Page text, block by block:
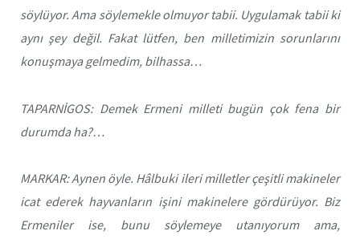
söylüyor. Ama söylemekle olmuyor tabii. Uygulamak tabii ki
aynı şey değil. Fakat lütfen, ben milletimizin sorunlarını
konuşmaya gelmedim, bilhassa…
TAPARNİGOS: Demek Ermeni milleti bugün çok fena bir
durumda ha?…
MARKAR: Aynen öyle. Hâlbuki ileri milletler çeşitli makineler
icat ederek hayvanların işini makinelere gördürüyor. Biz
Ermeniler ise, bunu söylemeye utanıyorum ama,